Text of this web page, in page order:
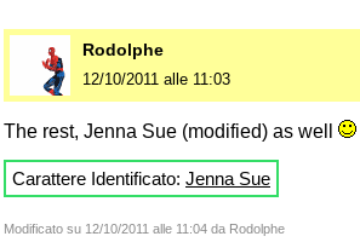
Rodolphe
12/10/2011 alle 11:03
The rest, Jenna Sue (modified) as well
Carattere Identificato: Jenna Sue
Modificato su 12/10/2011 alle 11:04 da Rodolphe